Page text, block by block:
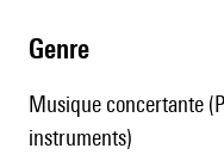
genre
Musique concertante
instruments)